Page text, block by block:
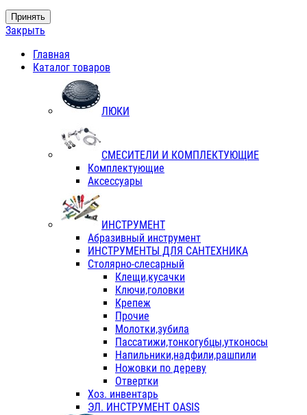
Принять
Закрыть
Главная
Каталог товаров
ЛЮКИ
СМЕСИТЕЛИ И КОМПЛЕКТУЮЩИЕ
Комплектующие
Аксессуары
ИНСТРУМЕНТ
Абразивный инструмент
ИНСТРУМЕНТЫ ДЛЯ САНТЕХНИКА
Столярно-слесарный
Клещи,кусачки
Ключи,головки
Крепеж
Прочие
Молотки,зубила
Пассатижи,тонкогубцы,утконосы
Напильники,надфили,рашпили
Ножовки по дереву
Отвертки
Хоз. инвентарь
ЭЛ. ИНСТРУМЕНТ OASIS